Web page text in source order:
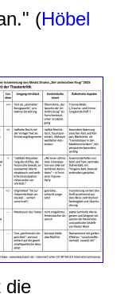
(Höbel
die